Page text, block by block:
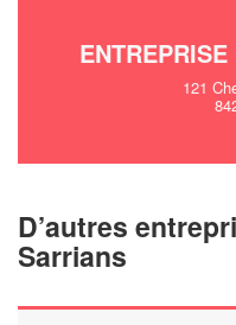
121
D’autres
Sarrians